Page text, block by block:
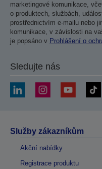
marketingové komunikace,
o produktech, službách,
prostřednictvím e-mailu nebo
komunikace, v závislosti na
je popsáno v Prohlášení o
Sledujte nás
Služby zákazníkům
Akční nabídky
Registrace produktu